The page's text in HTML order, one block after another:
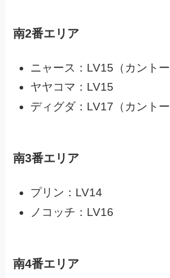
南2番エリア
ニャース：LV15（カントー
ヤヤコマ：LV15
ディグダ：LV17（カントー
南3番エリア
プリン：LV14
ノコッチ：LV16
南4番エリア